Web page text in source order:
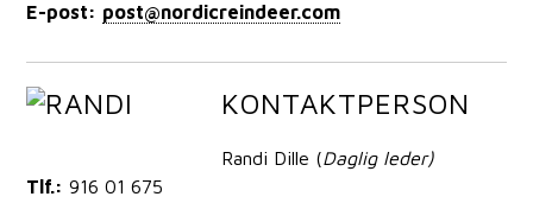
E-post: post@nordicreindeer.com
KONTAKTPERSON
Randi Dille (Daglig leder)
Tlf.: 916 01 675